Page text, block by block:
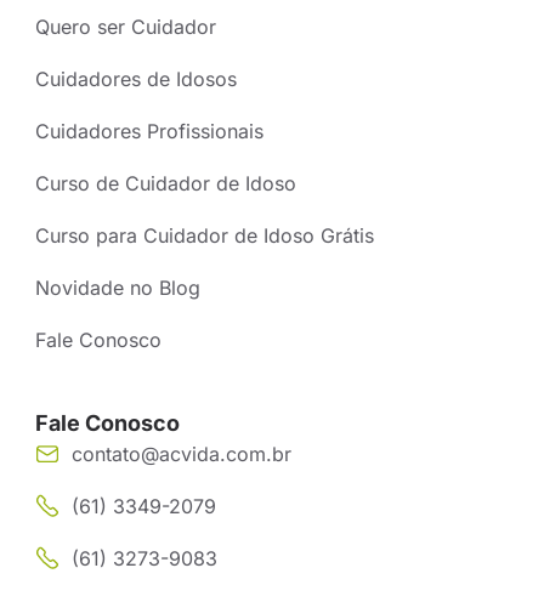
Quero ser Cuidador
Cuidadores de Idosos
Cuidadores Profissionais
Curso de Cuidador de Idoso
Curso para Cuidador de Idoso Grátis
Novidade no Blog
Fale Conosco
Fale Conosco
contato@acvida.com.br
(61) 3349-2079
(61) 3273-9083